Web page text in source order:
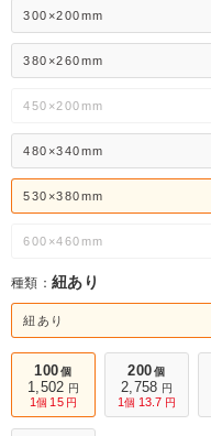
300×200mm
380×260mm
450×200mm
480×340mm
530×380mm
600×460mm
種類： 紐あり
紐あり
100 個
1,502 円
1個 15 円
200 個
2,758 円
1個 13.7 円